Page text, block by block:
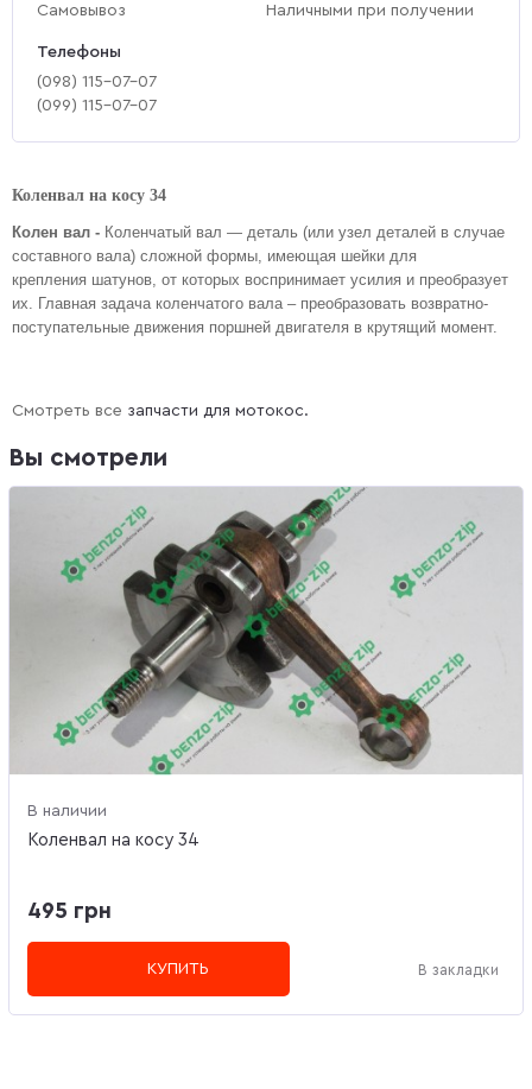
Самовывоз
Наличными при получении
Телефоны
(‎098) 115-07-07
(‎099) 115-07-07
Коленвал на косу 34
Колен вал - Коленчатый вал — деталь (или узел деталей в случае
составного вала) сложной формы, имеющая шейки для
крепления шатунов, от которых воспринимает усилия и преобразует
их. Главная задача коленчатого вала – преобразовать возвратно-
поступательные движения поршней двигателя в крутящий момент.
Смотреть все запчасти для мотокос.
Вы смотрели
В наличии
Коленвал на косу 34
495 грн
КУПИТЬ В закладки